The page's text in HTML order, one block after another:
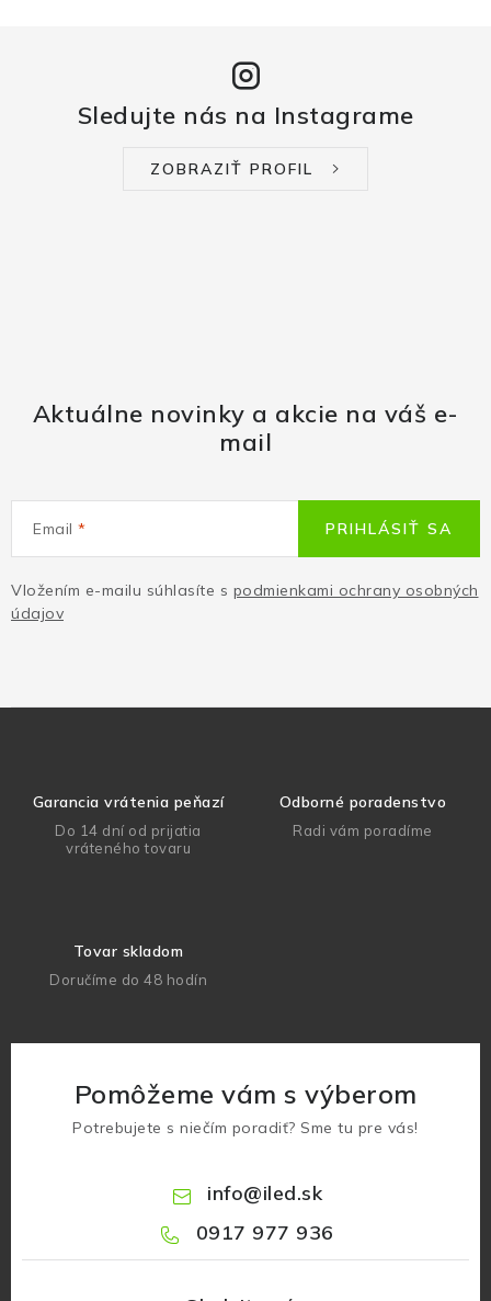
Sledujte nás na Instagrame
ZOBRAZIŤ PROFIL
Aktuálne novinky a akcie na váš e-
mail
Email
Vložením e-mailu súhlasíte s podmienkami ochrany osobných
údajov
PRIHLÁSIŤ SA
Garancia vrátenia peňazí
Do 14 dní od prijatia
vráteného tovaru
Odborné poradenstvo
Radi vám poradíme
Tovar skladom
Doručíme do 48 hodín
Pomôžeme vám s výberom
Potrebujete s niečím poradiť? Sme tu pre vás!
info@iled.sk
0917 977 936